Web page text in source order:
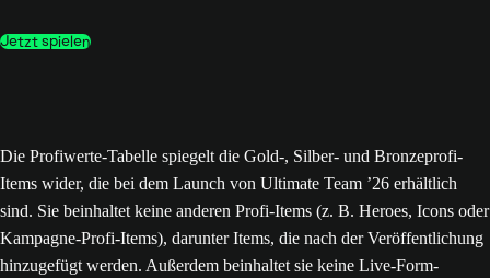
Jetzt spielen
Die Profiwerte-Tabelle spiegelt die Gold-, Silber- und Bronzeprofi-
Items wider, die bei dem Launch von Ultimate Team ’26 erhältlich
sind. Sie beinhaltet keine anderen Profi-Items (z. B. Heroes, Icons oder
Kampagne-Profi-Items), darunter Items, die nach der Veröffentlichung
hinzugefügt werden. Außerdem beinhaltet sie keine Live-Form-